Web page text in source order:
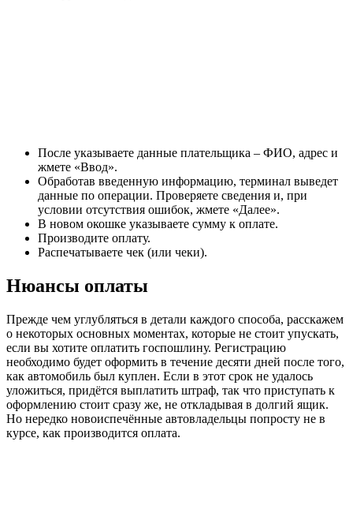
После указываете данные плательщика – ФИО, адрес и
жмете «Ввод».
Обработав введенную информацию, терминал выведет
данные по операции. Проверяете сведения и, при
условии отсутствия ошибок, жмете «Далее».
В новом окошке указываете сумму к оплате.
Производите оплату.
Распечатываете чек (или чеки).
Нюансы оплаты
Прежде чем углубляться в детали каждого способа, расскажем
о некоторых основных моментах, которые не стоит упускать,
если вы хотите оплатить госпошлину. Регистрацию
необходимо будет оформить в течение десяти дней после того,
как автомобиль был куплен. Если в этот срок не удалось
уложиться, придётся выплатить штраф, так что приступать к
оформлению стоит сразу же, не откладывая в долгий ящик.
Но нередко новоиспечённые автовладельцы попросту не в
курсе, как производится оплата.